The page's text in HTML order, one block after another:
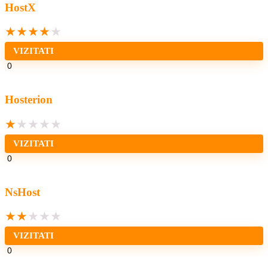
HostX
★★★★ ★
VIZITATI
0
Hosterion
★ ★ ★ ★ ★
VIZITATI
0
NsHost
★★ ★ ★ ★
VIZITATI
0